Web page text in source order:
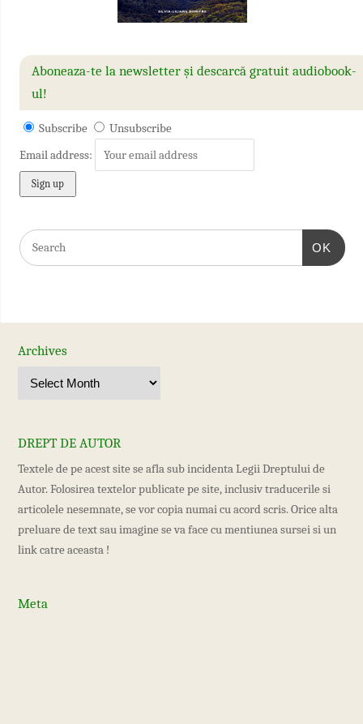
Aboneaza-te la newsletter și descarcă gratuit audiobook-
ul!
Subscribe
Unsubscribe
Email address:
OK
Archives
DREPT DE AUTOR
Textele de pe acest site se afla sub incidenta Legii Dreptului de
Autor. Folosirea textelor publicate pe site, inclusiv traducerile si
articolele nesemnate, se vor copia numai cu acord scris. Orice alta
preluare de text sau imagine se va face cu mentiunea sursei si un
link catre aceasta !
Meta